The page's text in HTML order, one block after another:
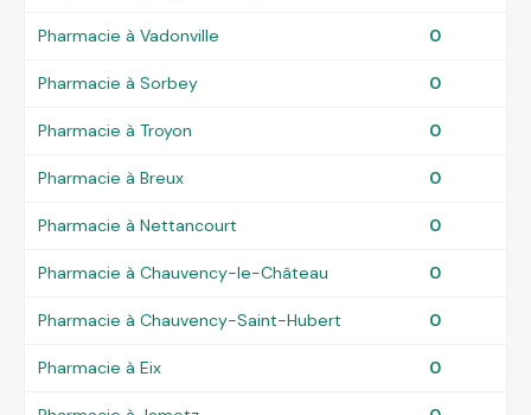
Pharmacie à Vadonville 0
Pharmacie à Sorbey 0
Pharmacie à Troyon 0
Pharmacie à Breux 0
Pharmacie à Nettancourt 0
Pharmacie à Chauvency-le-Château 0
Pharmacie à Chauvency-Saint-Hubert 0
Pharmacie à Eix 0